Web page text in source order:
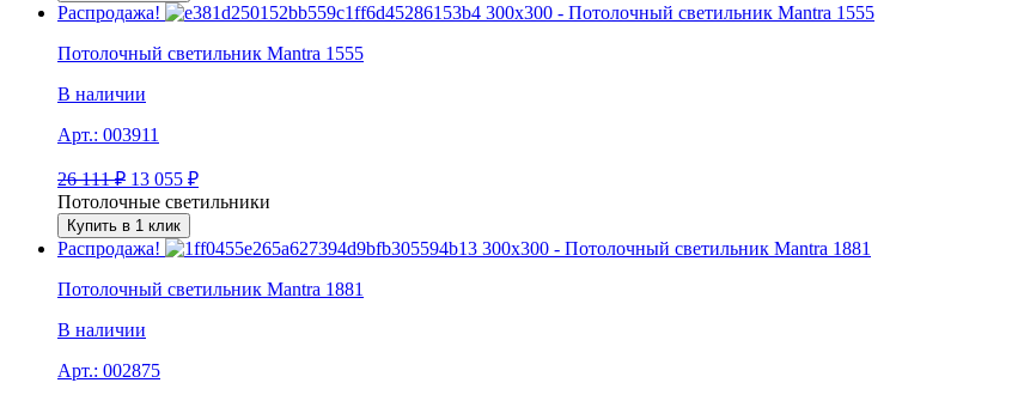
Распродажа!
Потолочный светильник Mantra 1555
В наличии
Арт.: 003911
26 111₽ 13 055 ₽
Потолочные светильники
Купить в 1 клик
Распродажа!
Потолочный светильник Mantra 1881
В наличии
Арт.: 002875